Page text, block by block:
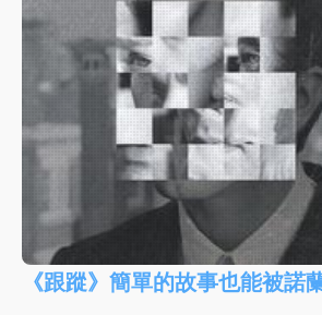
《跟蹤》簡單的故事也能被諾